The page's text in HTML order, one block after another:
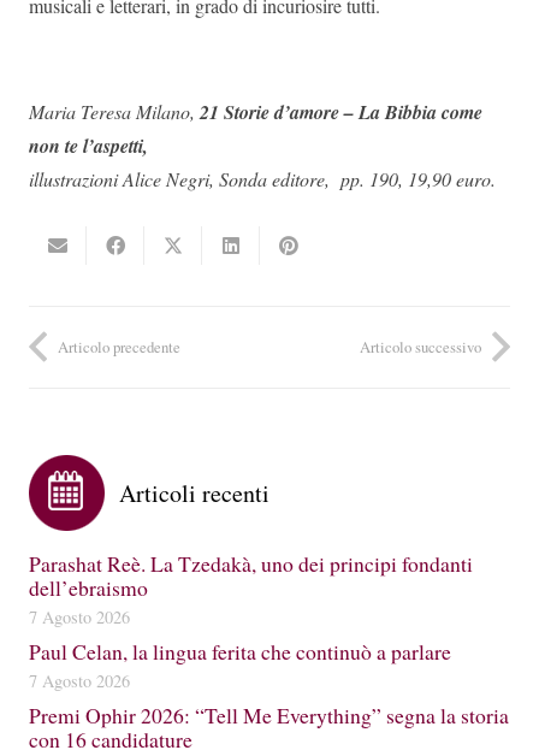
Maria Teresa Milano, 21 Storie d’amore – La Bibbia come
non te l’aspetti,
illustrazioni Alice Negri, Sonda editore, pp. 190, 19,90 euro.
Articolo precedente Articolo successivo
Articoli recenti
Parashat Reè. La Tzedakà, uno dei principi fondanti
dell’ebraismo
7 Agosto 2026
Paul Celan, la lingua ferita che continuò a parlare
7 Agosto 2026
Premi Ophir 2026: “Tell Me Everything” segna la storia
con 16 candidature